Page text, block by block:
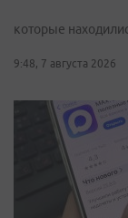
которые
9:48, 7 августа 2026